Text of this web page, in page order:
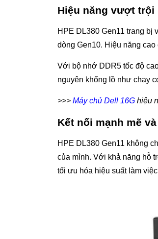
Hiệu năng vượt
HPE DL380 Gen11 trang bị
dòng Gen10. Hiệu năng
Với bộ nhớ DDR5 tốc độ
nguyên khổng lồ như chạy
>>> Máy chủ Dell 16G hiệu
Kết nối mạnh mẽ
HPE DL380 Gen11 không
của mình. Với khả năng hỗ
tối ưu hóa hiệu suất làm